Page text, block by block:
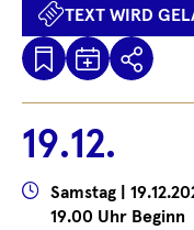
TEXT WIRD
Text
wird
...
Teilen
19.12.
Wann
Samstag |
19.00 Uhr Beginn